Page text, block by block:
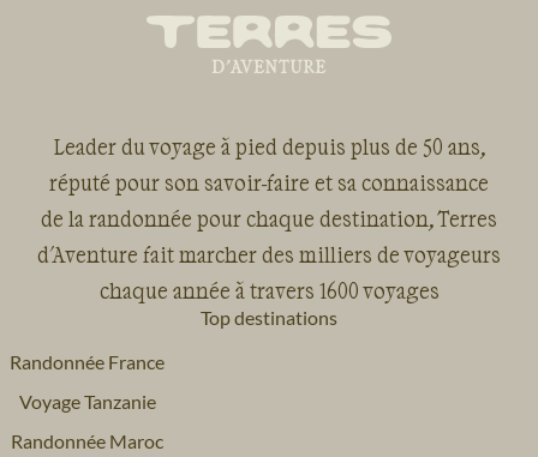
Leader du voyage à pied depuis plus de 50 ans,
réputé pour son savoir-faire et sa connaissance
de la randonnée pour chaque destination, Terres
d'Aventure fait marcher des milliers de voyageurs
chaque année à travers 1600 voyages
Top destinations
Randonnée France
Voyage Tanzanie
Randonnée Maroc